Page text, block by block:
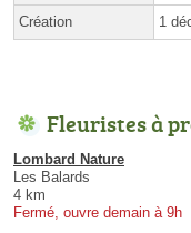
Création 1
Fleuristes à
Lombard Nature
Les Balards
4 km
Fermé, ouvre demain à 9h